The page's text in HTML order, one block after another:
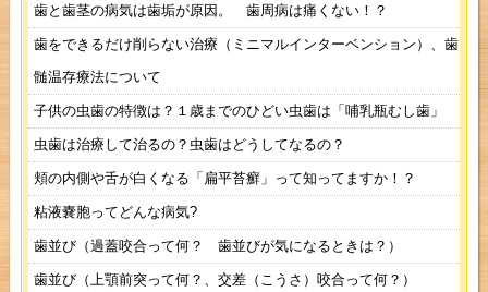
歯と歯茎の病気は歯垢が原因。 歯周病は痛くない！？
歯をできるだけ削らない治療（ミニマルインターベンション）、歯
髄温存療法について
子供の虫歯の特徴は？１歳までのひどい虫歯は「哺乳瓶むし歯」
虫歯は治療して治るの？虫歯はどうしてなるの？
頬の内側や舌が白くなる「扁平苔癬」って知ってますか！？
粘液嚢胞ってどんな病気?
歯並び（過蓋咬合って何？ 歯並びが気になるときは？）
歯並び（上顎前突って何？、交差（こうさ）咬合って何？）